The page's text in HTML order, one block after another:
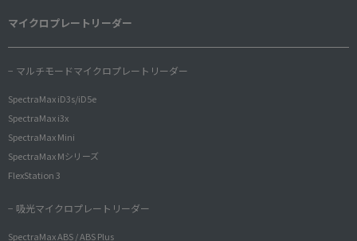
マイクロプレートリーダー
− マルチモードマイクロプレートリーダー
SpectraMax iD3s/iD5e
SpectraMax i3x
SpectraMax Mini
SpectraMax Mシリーズ
FlexStation 3
− 吸光マイクロプレートリーダー
SpectraMax ABS / ABS Plus